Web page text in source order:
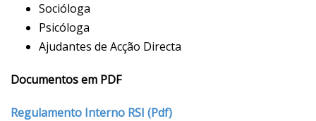
Socióloga
Psicóloga
Ajudantes de Acção Directa
Documentos em PDF
Regulamento Interno RSI (Pdf)